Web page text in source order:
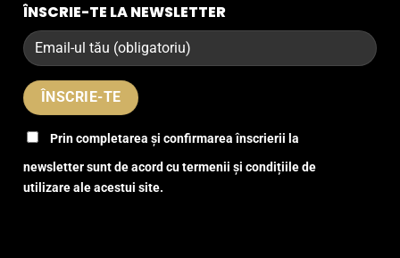
ÎNSCRIE-TE LA NEWSLETTER
Prin completarea și confirmarea înscrierii la
newsletter sunt de acord cu termenii și condițiile de
utilizare ale acestui site.